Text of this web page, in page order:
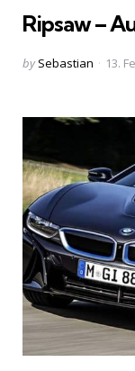
Ripsaw –
Posted
by Sebastian 13.